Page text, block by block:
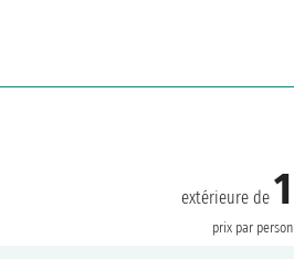
extérieure de
prix par